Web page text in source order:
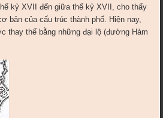
kỷ XVII đến giữa thế kỷ XVII, cho thấy
bản của cấu trúc thành phố. Hiện nay,
thay thế bằng những đại lộ (đường Hàm